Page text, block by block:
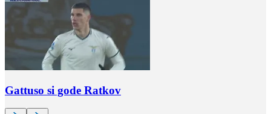
Gattuso si gode Ratkov